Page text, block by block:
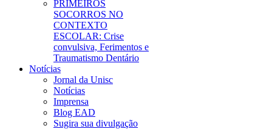
PRIMEIROS
SOCORROS NO
CONTEXTO
ESCOLAR: Crise
convulsiva, Ferimentos e
Traumatismo Dentário
Notícias
Jornal da Unisc
Notícias
Imprensa
Blog EAD
Sugira sua divulgação